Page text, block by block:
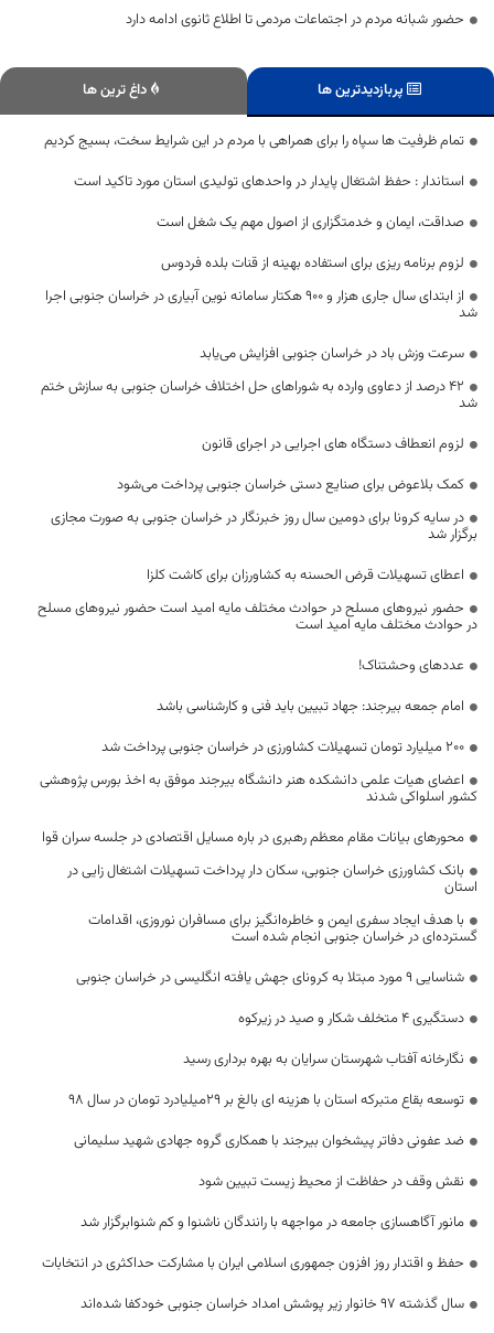
حضور شبانه مردم در اجتماعات مردمی تا اطلاع ثانوی ادامه دارد
پربازدیدترین ها داغ ترین ها
تمام ظرفیت ها سپاه را برای همراهی با مردم در این شرایط سخت، بسیج کردیم
استاندار : حفظ اشتغال پایدار در واحدهای تولیدی استان مورد تاکید است
صداقت، ایمان و خدمتگزاری از اصول مهم یک شغل است
لزوم برنامه ریزی برای استفاده بهینه از قنات بلده فردوس
از ابتدای سال جاری هزار و ۹۰۰ هکتار سامانه نوین آبیاری در خراسان جنوبی اجرا
شد
سرعت وزش باد در خراسان جنوبی افزایش می‌یابد
۴۲ درصد از دعاوی وارده به شورا‌های حل اختلاف خراسان جنوبی به سازش ختم
شد
لزوم انعطاف دستگاه های اجرایی در اجرای قانون
کمک بلاعوض برای صنایع دستی خراسان جنوبی پرداخت می‌شود
در سایه کرونا برای دومین سال روز خبرنگار در خراسان جنوبی به صورت مجازی
برگزار شد
اعطای تسهیلات قرض الحسنه به کشاورزان برای کاشت کلزا
حضور نیروهای مسلح در حوادث مختلف مایه امید است حضور نیروهای مسلح
در حوادث مختلف مایه امید است
عددهای وحشتناک!
امام جمعه بیرجند: جهاد تبیین باید فنی و کارشناسی باشد
۲۰۰ میلیارد تومان تسهیلات کشاورزی در خراسان جنوبی پرداخت شد
اعضای هیات علمی دانشکده هنر دانشگاه بیرجند موفق به اخذ بورس پژوهشی
کشور اسلواکی شدند
محورهای بیانات مقام معظم رهبری در باره مسایل اقتصادی در جلسه سران قوا
بانک کشاورزی خراسان جنوبی، سکان دار پرداخت تسهیلات اشتغال زایی در
استان
با هدف ایجاد سفری ایمن و خاطره‌انگیز برای مسافران نوروزی، اقدامات
گسترده‌ای در خراسان جنوبی انجام شده است
شناسایی ۹ مورد مبتلا به کرونای جهش یافته انگلیسی در خراسان جنوبی
دستگیری ۴ متخلف شکار و صید در زیرکوه
نگارخانه آفتاب شهرستان سرایان به بهره برداری رسید
توسعه بقاع متبرکه استان با هزینه ای بالغ بر 29میلیادرد تومان در سال 98
ضد عفونی دفاتر پیشخوان بیرجند با همکاری گروه جهادی شهید سلیمانی
نقش وقف در حفاظت از محیط زیست تبیین شود
مانور آگاهسازی جامعه در مواجهه با رانندگان ناشنوا و کم شنوابرگزار شد
حفظ و اقتدار روز افزون جمهوری اسلامی ایران با مشارکت حداکثری در انتخابات
سال گذشته ۹۷ خانوار زیر پوشش امداد خراسان جنوبی خودکفا شده‌اند